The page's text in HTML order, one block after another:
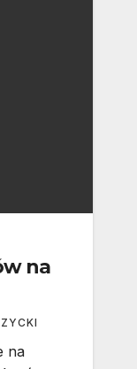
na
na